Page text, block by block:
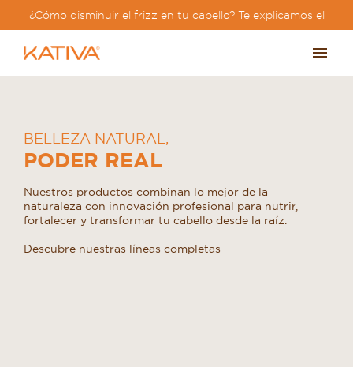
¿Cómo disminuir el frizz en tu cabello? Te explicamos el
BELLEZA NATURAL ,
PODER REAL
Nuestros productos combinan lo mejor de la
naturaleza con innovación profesional para nutrir,
fortalecer y transformar tu cabello desde la raíz.
Descubre nuestras líneas completas